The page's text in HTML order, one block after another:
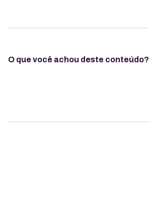
O que você achou deste conteúdo?